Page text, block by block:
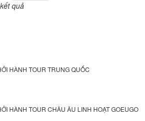
quả
HÀNH TOUR TRUNG QUỐC
HÀNH TOUR CHÂU ÂU LINH HOẠT GOEUGO